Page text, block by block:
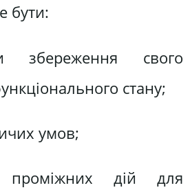
бути:
свого
стану;
умов;
проміжних дій для